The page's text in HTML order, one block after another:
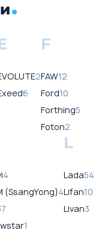
2
6
F
FAW12
Ford10
Forthing5
Foton2
4
(SsangYong)4
1
L
Lada54
Lifan10
Livan3